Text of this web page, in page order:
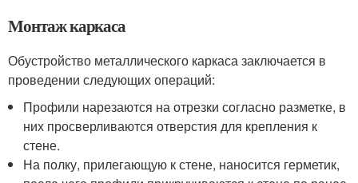
Монтаж каркаса
Обустройство металлического каркаса заключается в
проведении следующих операций:
Профили нарезаются на отрезки согласно разметке, в
них просверливаются отверстия для крепления к
стене.
На полку, прилегающую к стене, наносится герметик,